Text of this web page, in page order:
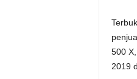
500
2019